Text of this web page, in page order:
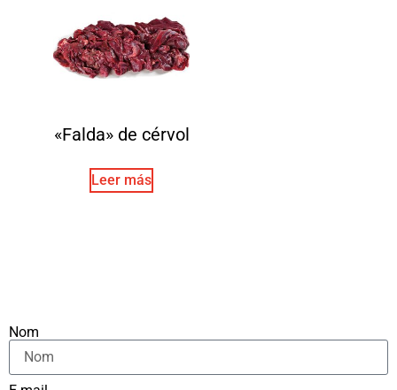
«Falda» de cérvol
Leer más
Nom